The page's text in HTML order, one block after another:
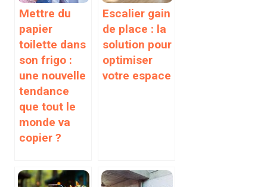
Mettre du
papier
toilette dans
son frigo :
une nouvelle
tendance
que tout le
monde va
copier ?
Escalier gain
de place : la
solution pour
optimiser
votre espace